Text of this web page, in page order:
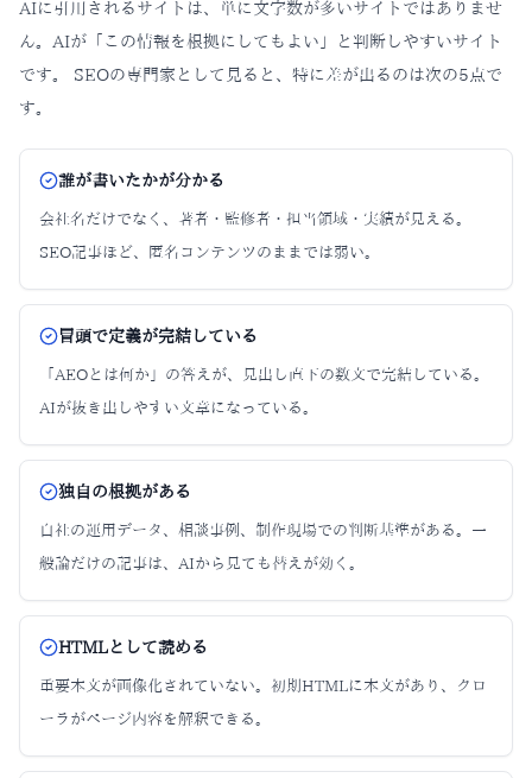
AIに引用されるサイトは、単に文字数が多いサイトではありませ
ん。AIが「この情報を根拠にしてもよい」と判断しやすいサイト
です。 SEOの専門家として見ると、特に差が出るのは次の5点で
す。
誰が書いたかが分かる
会社名だけでなく、著者・監修者・担当領域・実績が見える。
SEO記事ほど、匿名コンテンツのままでは弱い。
冒頭で定義が完結している
「AEOとは何か」の答えが、見出し直下の数文で完結している。
AIが抜き出しやすい文章になっている。
独自の根拠がある
自社の運用データ、相談事例、制作現場での判断基準がある。一
般論だけの記事は、AIから見ても替えが効く。
HTMLとして読める
重要本文が画像化されていない。初期HTMLに本文があり、クロ
ーラがページ内容を解釈できる。